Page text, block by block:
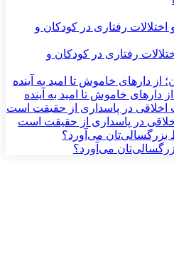
رفتاری در کودکان و
دارهای خاموش تا امید به آینده
در پاسداری از حقیقت است
می‌آورد؟